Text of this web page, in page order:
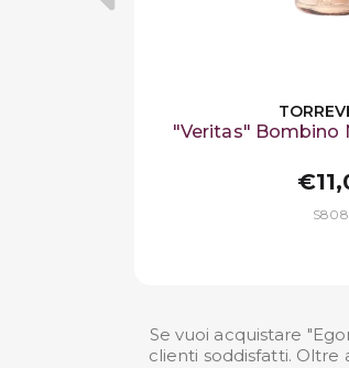
"Veritas" Bombino
Se vuoi acquistare
clienti soddisfatti. Oltre